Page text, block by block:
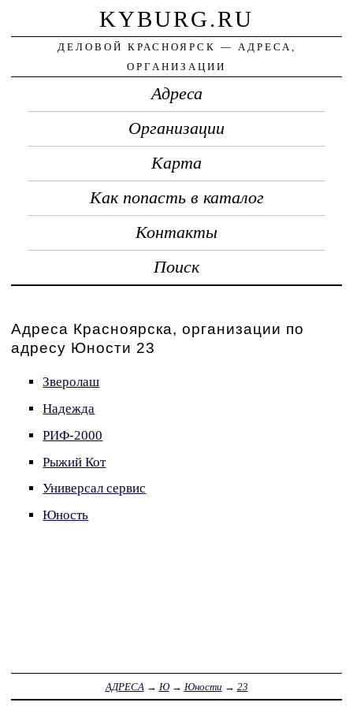
KYBURG.RU
ДЕЛОВОЙ КРАСНОЯРСК — АДРЕСА,
ОРГАНИЗАЦИИ
Адреса
Организации
Карта
Как попасть в каталог
Контакты
Поиск
Адреса Красноярска, организации по
адресу Юности 23
Зверолаш
Надежда
РИФ-2000
Рыжий Кот
Универсал сервис
Юность
АДРЕСА → Ю→ Юности → 23